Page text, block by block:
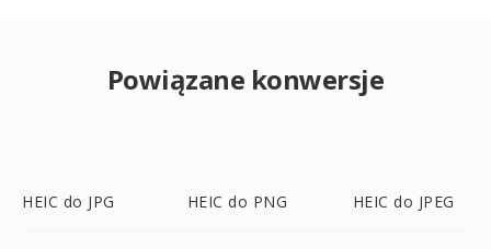
Powiązane konwersje
HEIC do JPG HEIC do PNG HEIC do JPEG